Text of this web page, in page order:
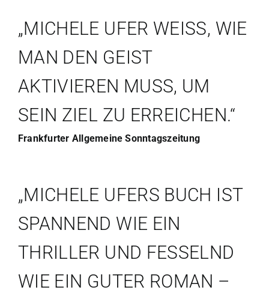
„MICHELE UFER WEISS, WIE M
AN DEN GEIST A
KTIVIEREN MUSS, UM S
EIN ZIEL ZU ERREICHEN.“
Frankfurter Allgemeine Sonntagszeitung
„MICHELE UFERS BUCH IST
SPANNEND WIE EIN
THRILLER UND FESSELND
WIE EIN GUTER ROMAN –